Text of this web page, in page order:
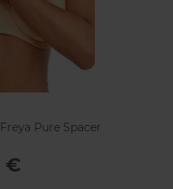
Pure Spacer
€